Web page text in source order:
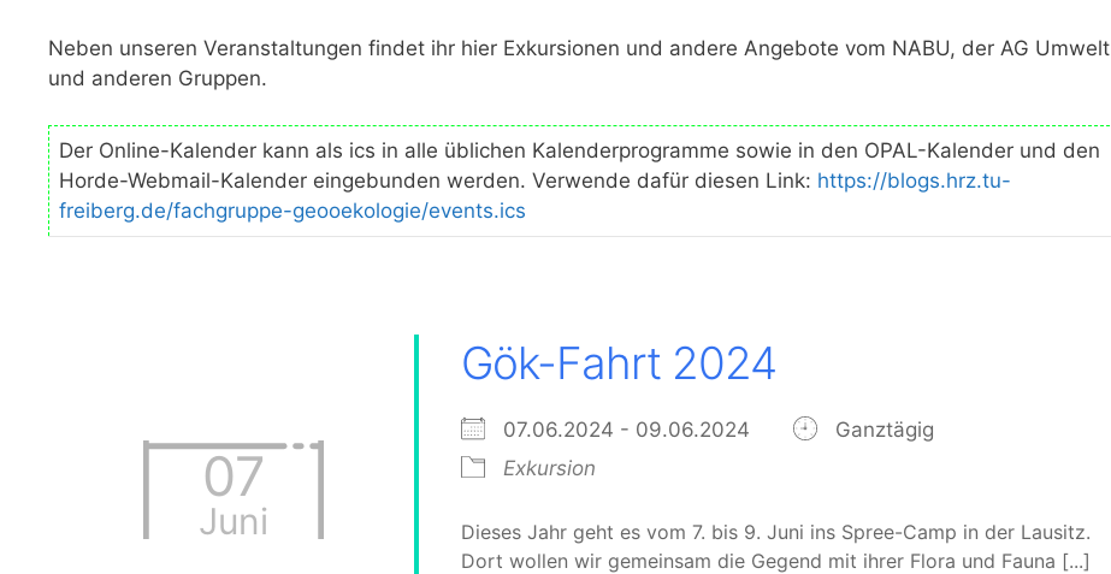
Neben unseren Veranstaltungen findet ihr hier Exkursionen und andere Angebote vom NABU, der AG Umwelt
und anderen Gruppen.
Der Online-Kalender kann als ics in alle üblichen Kalenderprogramme sowie in den OPAL-Kalender und den
Horde-Webmail-Kalender eingebunden werden. Verwende dafür diesen Link: https://blogs.hrz.tu-
freiberg.de/fachgruppe-geooekologie/events.ics
07
Juni
Gök-Fahrt 2024
07.06.2024 - 09.06.2024
Ganztägig
Exkursion
Dieses Jahr geht es vom 7. bis 9. Juni ins Spree-Camp in der Lausitz.
Dort wollen wir gemeinsam die Gegend mit ihrer Flora und Fauna [...]